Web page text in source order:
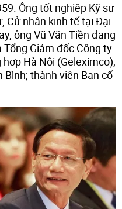
Ông tốt nghiệp Kỹ sư
Cử nhân kinh tế tại Đại
ông Vũ Văn Tiền đang
Giám đốc Công ty
Hà Nội (Geleximco);
Bình; thành viên Ban cố